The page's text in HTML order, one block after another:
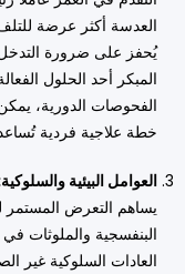
العدسة أكثر عرضة
يُحفز على ضرورة التدخل
المبكر أحد الحلول
الفحوصات الدورية،
خطة علاجية فردية
العوامل البيئية
يساهم التعرض المستمر
البنفسجية والملوثات
العادات السلوكية غير